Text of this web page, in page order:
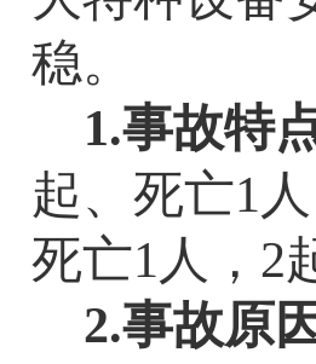
稳。
1.事故特点
起、死亡1
死亡1 人，2
2.事故原因